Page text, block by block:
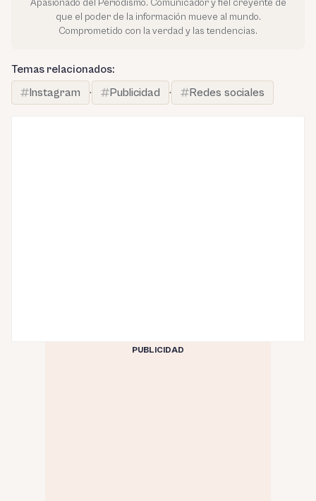
Apasionado del Periodismo. Comunicador y fiel creyente de
que el poder de la información mueve al mundo.
Comprometido con la verdad y las tendencias.
Temas relacionados:
Instagram
· Publicidad · Redes sociales
PUBLICIDAD